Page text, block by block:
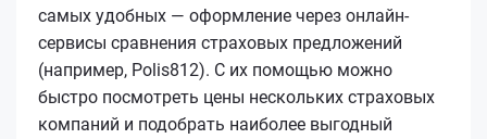
самых удобных — оформление через онлайн-
сервисы сравнения страховых предложений
(например, Polis812). С их помощью можно
быстро посмотреть цены нескольких страховых
компаний и подобрать наиболее выгодный